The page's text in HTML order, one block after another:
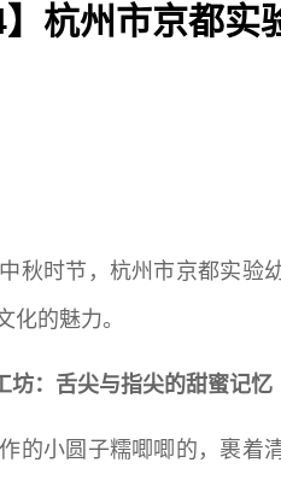
】杭州市京都实
秋时节，杭州市京都实验
化的魅力。
坊：舌尖与指尖的甜蜜记忆
的小圆子糯唧唧的，裹着